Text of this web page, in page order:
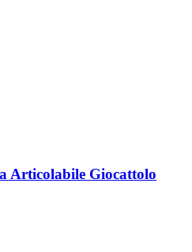
Articolabile Giocattolo